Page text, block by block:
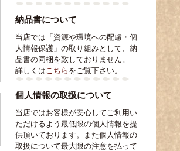
納品書について
当店では「資源や環境への配慮・個
人情報保護」の取り組みとして、納
品書の同梱を致しておりません。
詳しくはこちら をご覧下さい。
個人情報の取扱について
当店ではお客様が安心してご利用い
ただけるよう最低限の個人情報を提
供頂いております。また個人情報の
取扱について最大限の注意を払って